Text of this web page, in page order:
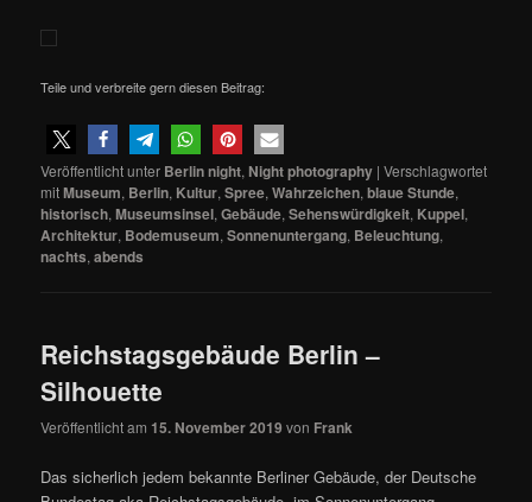
Teile und verbreite gern diesen Beitrag:
Veröffentlicht unter Berlin night, Night photography |Verschlagwortet
mitMuseum, Berlin, Kultur,Spree,Wahrzeichen,blaue Stunde,
historisch,Museumsinsel,Gebäude,Sehenswürdigkeit, Kuppel,
Architektur, Bodemuseum,Sonnenuntergang, Beleuchtung,
nachts,abends
Reichstagsgebäude Berlin –
Silhouette
Veröffentlicht am 15. November 2019 von Frank
Das sicherlich jedem bekannte Berliner Gebäude, der Deutsche